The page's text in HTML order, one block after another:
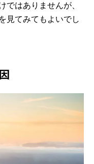
ではありませんが、
見てみてもよいでし